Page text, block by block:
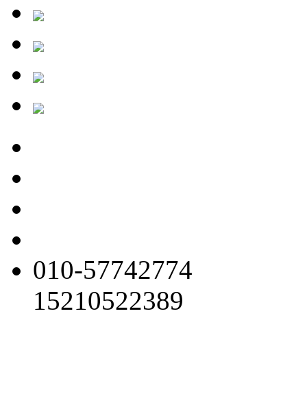
010-57742774
15210522389